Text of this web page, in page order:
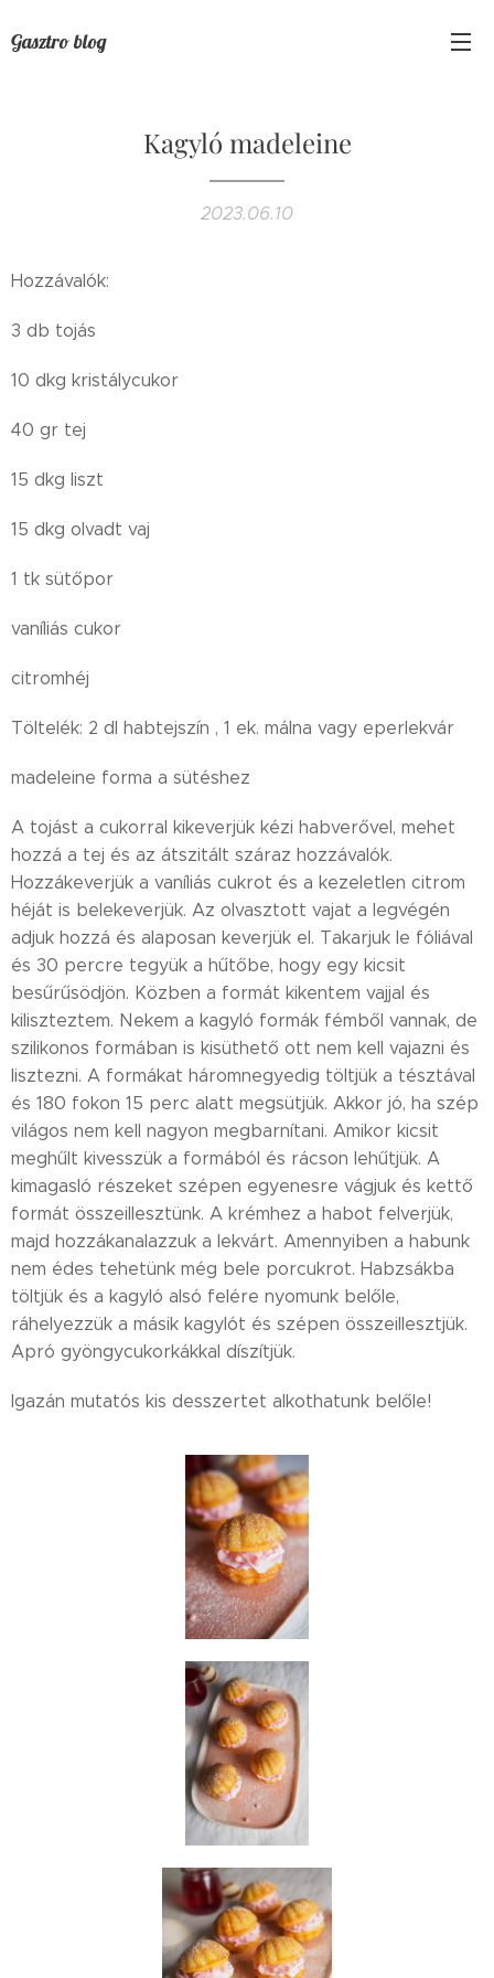
Gasztro blog
Kagyló madeleine
2023.06.10
Hozzávalók:
3 db tojás
10 dkg kristálycukor
40 gr tej
15 dkg liszt
15 dkg olvadt vaj
1 tk sütőpor
vaníliás cukor
citromhéj
Töltelék: 2 dl habtejszín , 1 ek. málna vagy eperlekvár
madeleine forma a sütéshez
A tojást a cukorral kikeverjük kézi habverővel, mehet
hozzá a tej és az átszitált száraz hozzávalók.
Hozzákeverjük a vaníliás cukrot és a kezeletlen citrom
héját is belekeverjük. Az olvasztott vajat a legvégén
adjuk hozzá és alaposan keverjük el. Takarjuk le fóliával
és 30 percre tegyük a hűtőbe, hogy egy kicsit
besűrűsödjön. Közben a formát kikentem vajjal és
kiliszteztem. Nekem a kagyló formák fémből vannak, de
szilikonos formában is kisüthető ott nem kell vajazni és
lisztezni. A formákat háromnegyedig töltjük a tésztával
és 180 fokon 15 perc alatt megsütjük. Akkor jó, ha szép
világos nem kell nagyon megbarnítani. Amikor kicsit
meghűlt kivesszük a formából és rácson lehűtjük. A
kimagasló részeket szépen egyenesre vágjuk és kettő
formát összeillesztünk. A krémhez a habot felverjük,
majd hozzákanalazzuk a lekvárt. Amennyiben a habunk
nem édes tehetünk még bele porcukrot. Habzsákba
töltjük és a kagyló alsó felére nyomunk belőle,
ráhelyezzük a másik kagylót és szépen összeillesztjük.
Apró gyöngycukorkákkal díszítjük.
Igazán mutatós kis desszertet alkothatunk belőle!